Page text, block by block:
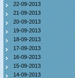
22-09-2013
21-09-2013
20-09-2013
19-09-2013
18-09-2013
17-09-2013
16-09-2013
15-09-2013
14-09-2013